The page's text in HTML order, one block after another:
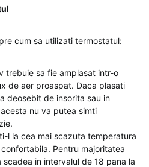
cum sa utilizati termostatul:
trebuie sa fie amplasat intr-o
de aer proaspat. Daca plasati
deosebit de insorita sau in
nu va putea simti
l la cea mai scazuta temperatura
Pentru majoritatea
scadea in intervalul de 18 pana la